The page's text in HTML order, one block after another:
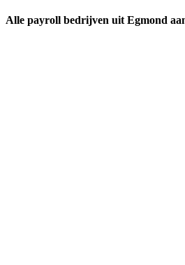
Alle payroll bedrijven uit Egmond